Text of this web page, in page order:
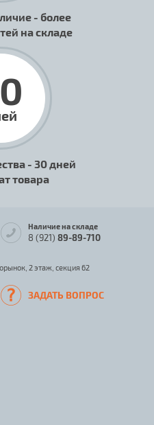
- более
на складе
- 30 дней
товара
Наличие на складе
8 (921) 89-89-710
2 этаж, секция 62
ЗАДАТЬ ВОПРОС